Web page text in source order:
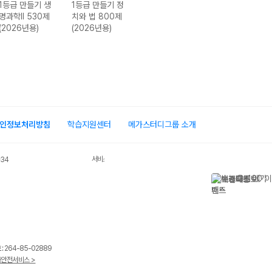
등급 만들기 생
명과학II 530제
(2026년용)
1등급 만들기 정
치와 법 800제
(2026년용)
정보처리방침 학습지원센터 메가스터디그룹 소개
서비스 가입사실 확인
호 : 264-85-02889
전서비스 >